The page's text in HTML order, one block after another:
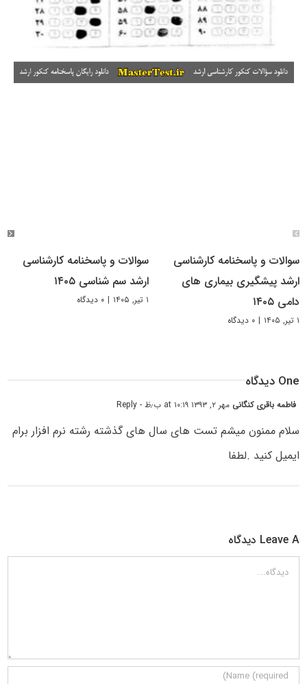
سوالات و پاسخنامه کارشناسی
ارشد پیشگیری بیماری های
دامی ۱۴۰۵
۱ تیر, ۱۴۰۵ | ۰ دیدگاه
سوالات و پاسخنامه کارشناسی
ارشد سم شناسی ۱۴۰۵
۱ تیر, ۱۴۰۵ | ۰ دیدگاه
One دیدگاه
فاطمه باقری کنگانی مهر ۲, ۱۳۹۳ at ۱۰:۱۹ ب٫ظ - Reply
سلام ممنون میشم تست های سال های گذشته رشته نرم افزار برام
ایمیل کنید .لطفا
Leave A دیدگاه
دیدگاه